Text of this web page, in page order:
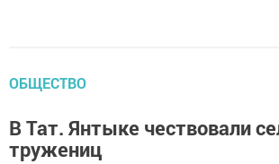
ОБЩЕСТВО
В Тат. Янтыке чествовали
тружениц